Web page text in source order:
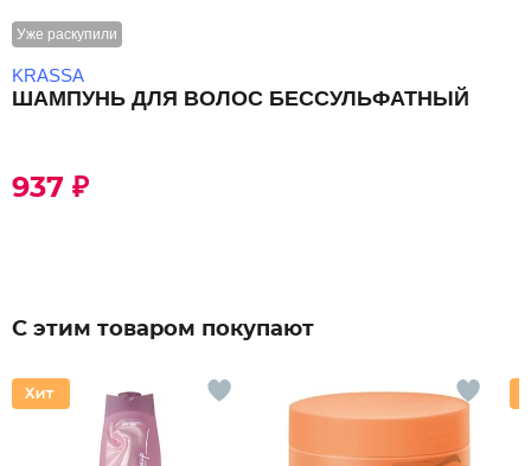
Уже раскупили
KRASSA
ШАМПУНЬ ДЛЯ ВОЛОС БЕССУЛЬФАТНЫЙ
937 ₽
С этим товаром покупают